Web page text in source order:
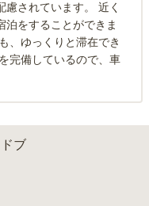
されています。 近く
泊をすることができま
、ゆっくりと滞在でき
完備しているので、車